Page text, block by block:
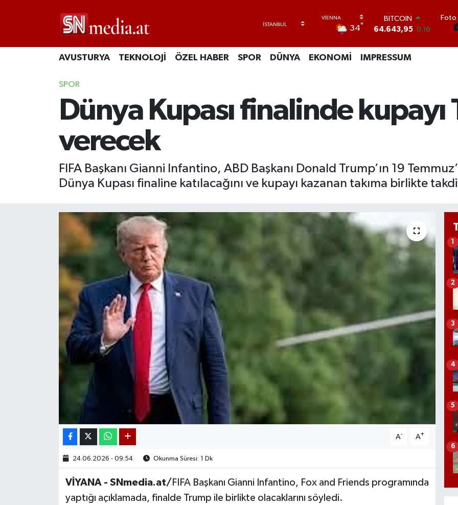
34°
BITCOIN
64.643,95 0.16
EURO
GRAM ALTIN
6500.87 0.12
BİST100
Foto
AVUSTURYA TEKNOLOJİ ÖZEL HABER SPOR DÜNYA EKONOMİ IMPRESSUM
SPOR
Dünya Kupası finalinde kupayı
verecek
FIFA Başkanı Gianni Infantino, ABD Başkanı Donald Trump’ın 19
Dünya Kupası finaline katılacağını ve kupayı kazanan takıma birlikte
A- A+
24.06.2026 - 09:54 Okunma Süresi: 1 Dk
VİYANA - SNmedia.at/ FIFA Başkanı Gianni Infantino, Fox and Friends programında
yaptığı açıklamada, finalde Trump ile birlikte olacaklarını söyledi.
1
2
3
4
5
6